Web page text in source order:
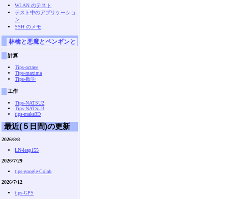
WLAN のテスト
テスト中のアプリケーショ
ン
SSH のメモ
林檎と悪魔とペンギンと
計算
Tips-octave
Tips-maxima
Tips-数学
工作
Tips-NATSU2
Tips-NATSU3
tips-make3D
最近(５日間)の更新
2026/8/8
LN-leap155
2026/7/29
tips-google-Colab
2026/7/12
tips-GPS